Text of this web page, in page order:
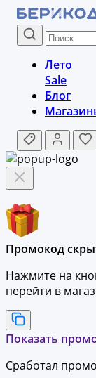
Лето
Sale
Блог
Промокод
Нажмите на
перейти в
Показать
Сработал